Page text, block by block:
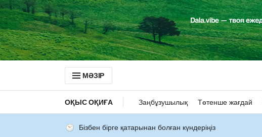
МӘЗІР
ОҚЫС ОҚИҒА Заңбұзушылық Төтенше жағдай
Бізбен бірге қатарынан болған күндеріңіз